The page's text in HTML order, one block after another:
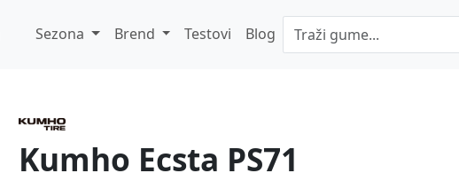
Sezona Brend Testovi Blog
Kumho Ecsta PS71